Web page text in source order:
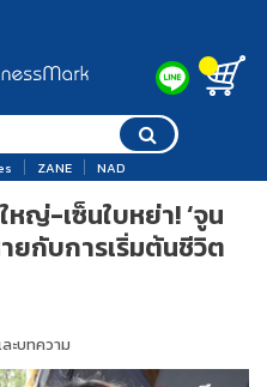
ZANE NAD
ญ่-เซ็นใบหย่า! ‘จูน
ยกับการเริ่มต้นชีวิต
ะบทความ